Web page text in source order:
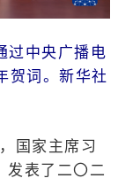
过中央广播电
贺词。新华社
国家主席习
发表了二〇二